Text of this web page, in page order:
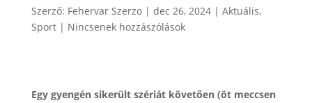
Szerző: Fehervar Szerzo| dec 26, 2024| Aktuális,
Sport| Nincsenek hozzászólások
Egy gyengén sikerült szériát követően (öt meccsen